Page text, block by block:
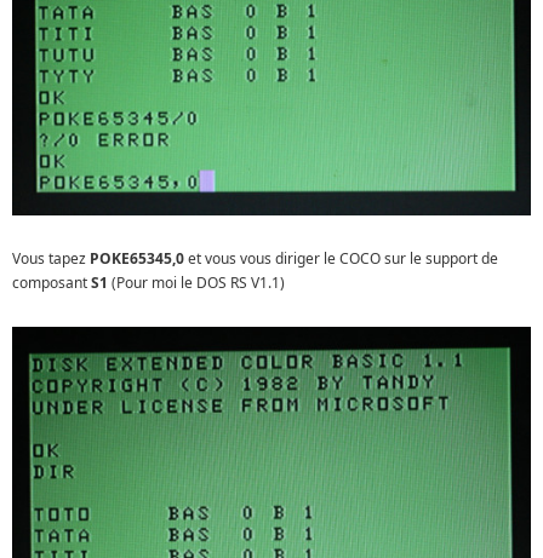
Vous tapez POKE65345,0et vous vous diriger le COCO sur le support de
composantS1 (Pour moi le DOS RS V1.1)